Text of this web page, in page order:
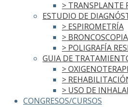
> TRANSPLANTE
ESTUDIO DE
> ESPIROMETRÍA
> BRONCOSCOPIA
> POLIGRAFÍA
GUIA DE
>
>
> USO DE
CONGRESOS/CURSOS